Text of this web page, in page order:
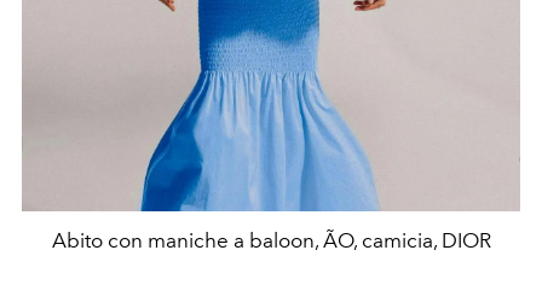
Abito con maniche a baloon, ÃO, camicia, DIOR